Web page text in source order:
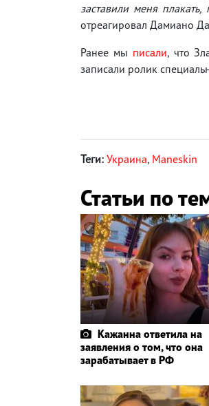
заставили меня
отреагировал Дамиано
Ранее мы писали, что
записали ролик
Теги: Украина, Maneskin
Статьи по
Кажанна ответила на
заявления о том, что она
зарабатывает в РФ